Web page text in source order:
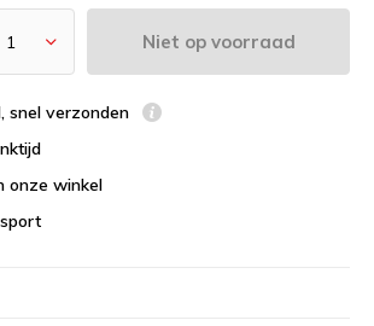
Niet op voorraad
snel verzonden
onze winkel